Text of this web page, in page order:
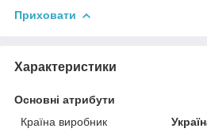
Приховати
Характеристики
Основні атрибути
Країна виробник